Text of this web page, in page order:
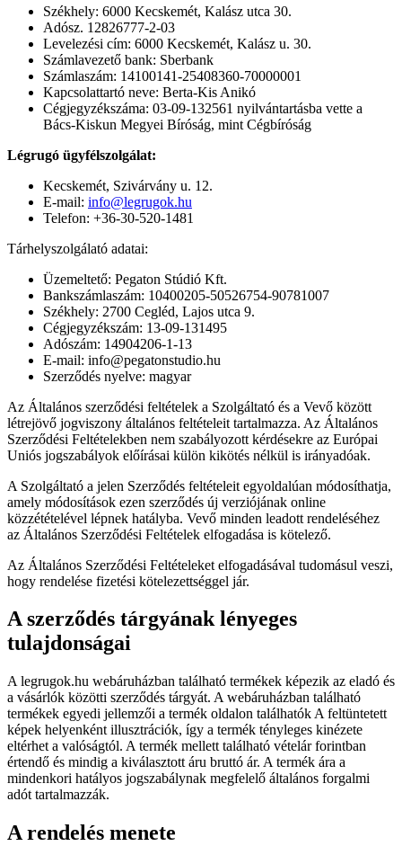
Székhely: 6000 Kecskemét, Kalász utca 30.
Adósz. 12826777-2-03
Levelezési cím: 6000 Kecskemét, Kalász u. 30.
Számlavezető bank: Sberbank
Számlaszám: 14100141-25408360-70000001
Kapcsolattartó neve: Berta-Kis Anikó
Cégjegyzékszáma: 03-09-132561 nyilvántartásba vette a
Bács-Kiskun Megyei Bíróság, mint Cégbíróság
Légrugó ügyfélszolgálat:
Kecskemét, Szivárvány u. 12.
E-mail: info@legrugok.hu
Telefon: +36-30-520-1481
Tárhelyszolgálató adatai:
Üzemeltető: Pegaton Stúdió Kft.
Bankszámlaszám: 10400205-50526754-90781007
Székhely: 2700 Cegléd, Lajos utca 9.
Cégjegyzékszám: 13-09-131495
Adószám: 14904206-1-13
E-mail: info@pegatonstudio.hu
Szerződés nyelve: magyar
Az Általános szerződési feltételek a Szolgáltató és a Vevő között
létrejövő jogviszony általános feltételeit tartalmazza. Az Általános
Szerződési Feltételekben nem szabályozott kérdésekre az Európai
Uniós jogszabályok előírásai külön kikötés nélkül is irányadóak.
A Szolgáltató a jelen Szerződés feltételeit egyoldalúan módosíthatja,
amely módosítások ezen szerződés új verziójának online
közzétételével lépnek hatályba. Vevő minden leadott rendeléséhez
az Általános Szerződési Feltételek elfogadása is kötelező.
Az Általános Szerződési Feltételeket elfogadásával tudomásul veszi,
hogy rendelése fizetési kötelezettséggel jár.
A szerződés tárgyának lényeges
tulajdonságai
A legrugok.hu webáruházban található termékek képezik az eladó és
a vásárlók közötti szerződés tárgyát. A webáruházban található
termékek egyedi jellemzői a termék oldalon találhatók A feltüntetett
képek helyenként illusztrációk, így a termék tényleges kinézete
eltérhet a valóságtól. A termék mellett található vételár forintban
értendő és mindig a kiválasztott áru bruttó ár. A termék ára a
mindenkori hatályos jogszabálynak megfelelő általános forgalmi
adót tartalmazzák.
A rendelés menete